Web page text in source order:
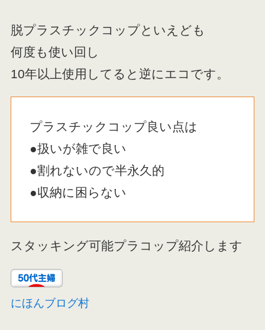
脱プラスチックコップといえども
何度も使い回し
10年以上使用してると逆にエコです。
プラスチックコップ良い点は
●扱いが雑で良い
●割れないので半永久的
●収納に困らない
スタッキング可能プラコップ紹介します
にほんブログ村